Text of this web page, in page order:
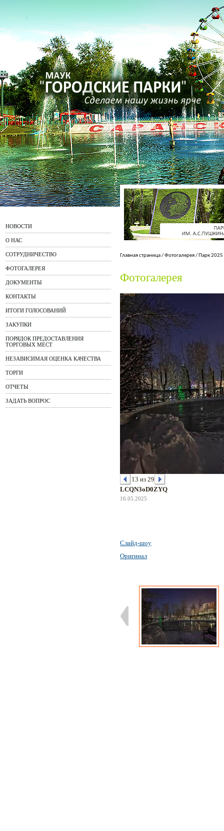
НОВОСТИ
О НАС
СОТРУДНИЧЕСТВО
ФОТОГАЛЕРЕЯ
ДОКУМЕНТЫ
КОНТАКТЫ
ИТОГИ ГОЛОСОВАНИЙ
ЗАКУПКИ
ПОРЯДОК ПРЕДОСТАВЛЕНИЯ
ТОРГОВЫХ МЕСТ
НЕЗАВИСИМАЯ ОЦЕНКА КАЧЕСТВА
ТОРГИ
ОТЧЕТЫ
ЗАДАТЬ ВОПРОС
Главная страница/Фотогалерея/ Парк 2025
Фотогалерея
13 из 29
LCQN3oD0ZYQ
16.05.2025
Слайд-шоу
Оригинал